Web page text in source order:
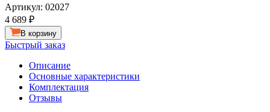
Артикул: 02027
4 689 ₽
В корзину
Быстрый заказ
Описание
Основные характеристики
Комплектация
Отзывы